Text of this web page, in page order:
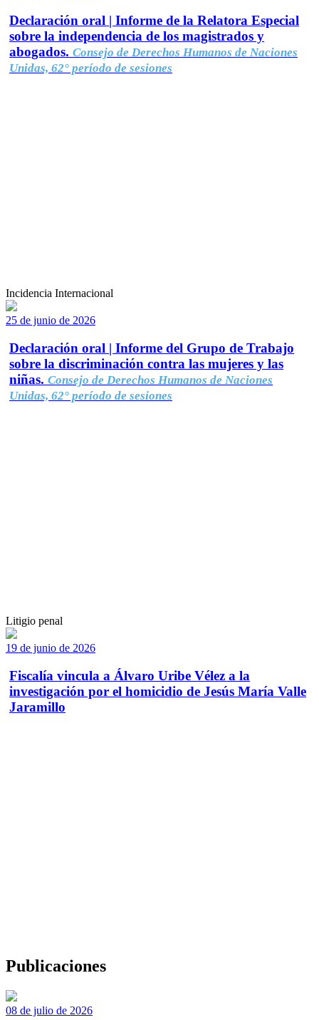
Declaración oral | Informe de la Relatora Especial
sobre la independencia de los magistrados y
abogados. Consejo de Derechos Humanos de Naciones
Unidas, 62° período de sesiones
Incidencia Internacional
25 de junio de 2026
Declaración oral | Informe del Grupo de Trabajo
sobre la discriminación contra las mujeres y las
niñas. Consejo de Derechos Humanos de Naciones
Unidas, 62° período de sesiones
Litigio penal
19 de junio de 2026
Fiscalía vincula a Álvaro Uribe Vélez a la
investigación por el homicidio de Jesús María Valle
Jaramillo
Publicaciones
08 de julio de 2026